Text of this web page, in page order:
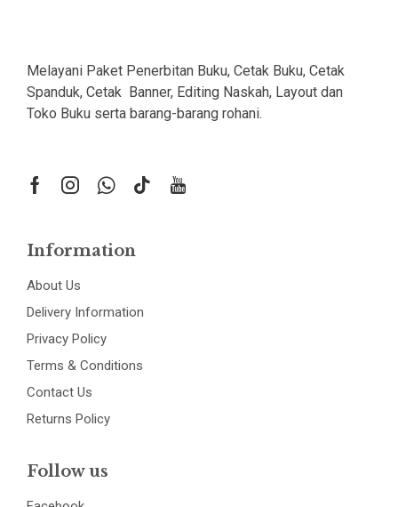
Melayani Paket Penerbitan Buku, Cetak Buku, Cetak
Spanduk, Cetak Banner, Editing Naskah, Layout dan
Toko Buku serta barang-barang rohani.
Information
About Us
Delivery Information
Privacy Policy
Terms & Conditions
Contact Us
Returns Policy
Follow us